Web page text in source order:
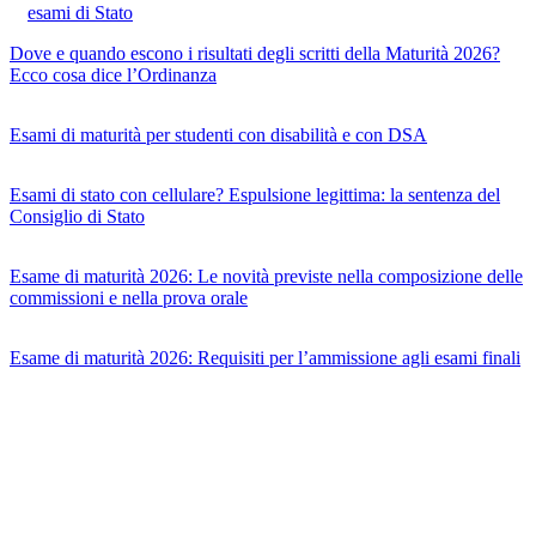
esami di Stato
Dove e quando escono i risultati degli scritti della Maturità 2026?
Ecco cosa dice l’Ordinanza
Esami di maturità per studenti con disabilità e con DSA
Esami di stato con cellulare? Espulsione legittima: la sentenza del
Consiglio di Stato
Esame di maturità 2026: Le novità previste nella composizione delle
commissioni e nella prova orale
Esame di maturità 2026: Requisiti per l’ammissione agli esami finali